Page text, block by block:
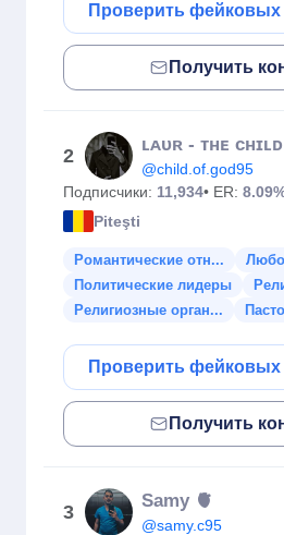
Проверить фейковых
Получить
2
ʟᴀᴜʀ - ᴛʜᴇ
@child.of.god95
Подписчики: 11,934• ER:
Piteşti
Романтические отн...
Политические лидеры
Религиозные орган...
Проверить фейковых
Получить
3
Samy 🫀
@samy.c95